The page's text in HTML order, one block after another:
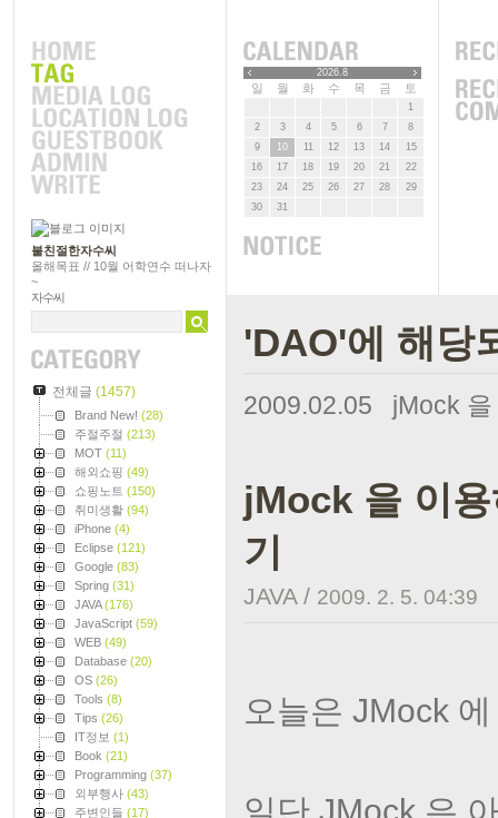
불친절한자수씨
올해목표 // 10월 어학연수 떠나자
~
자수씨
전체글 (1457)
Brand New! (28)
주절주절 (213)
MOT (11)
해외쇼핑 (49)
쇼핑노트 (150)
취미생활 (94)
iPhone (4)
Eclipse (121)
Google (83)
Spring (31)
JAVA(176)
JavaScript (59)
WEB (49)
Database (20)
OS (26)
Tools (8)
Tips (26)
IT정보 (1)
Book (21)
Programming (37)
외부행사 (43)
주변인들 (17)
2026.8
일 월 화 수 목 금 토
1
2
3 4 5 6 7
8
9
10 11 12 13 14
15
16
17 18 19 20 21
22
23
24 25 26 27 28
29
30
31
'DAO'에 해당
2009.02.05 jMock
jMock 을 이
기
JAVA/ 2009. 2. 5. 04:39
오늘은 JMock
일단 JMock 은